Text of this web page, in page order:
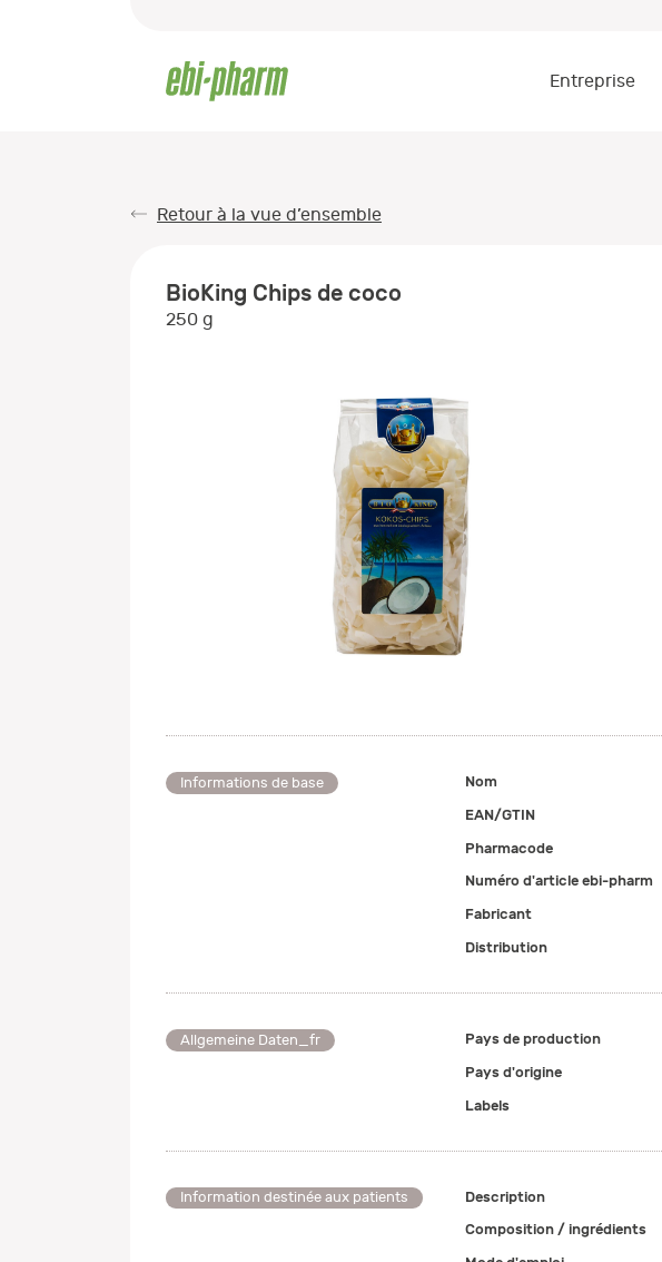
Entreprise
Retour à la vue d’ensemble
BioKing Chips de coco
250 g
Informations de base Nom
EAN/GTIN
Pharmacode
Numéro d'article ebi-pharm
Fabricant
Distribution
Allgemeine Daten_fr Pays de production
Pays d'origine
Labels
Information destinée aux patients Description
Composition / ingrédients